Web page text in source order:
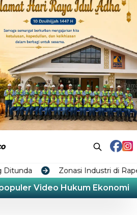
Zonasi Industri di Raperda RTRW
Video Hukum Ekonomi